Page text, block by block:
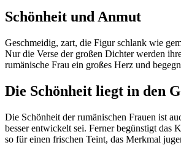
Schönheit und Anmut
Geschmeidig, zart, die Figur schlank wie
Nur die Verse der großen Dichter werden
rumänische Frau ein großes Herz und
Die Schönheit liegt in den
Die Schönheit der rumänischen Frauen ist
besser entwickelt sei. Ferner begünstigt das
so für einen frischen Teint, das Merkmal